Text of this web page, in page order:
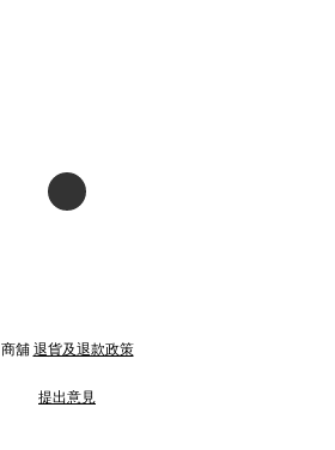
商舖 退貨及退款政策
提出意見